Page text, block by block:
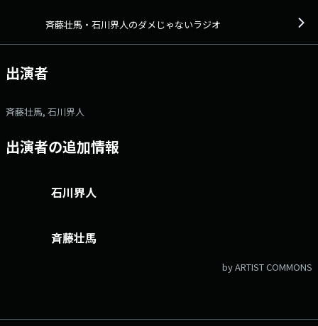
りのダメな行動をお送りください！ 壮馬君・界人君聞いてくださ
い。 リスナーさんから自分が最近はまっていることなどを送ってもら
い、二人にお勧めしてもらいます。はまるとそれを極めようとしがちな二
メラジ写真館 公式サイトを盛り上げたいので、皆さんから写真のアイデ
ちしています。 今週のダ名言 皆さんの身の回りの人や、偉人が言っ
な気がする感じのいろいろな名言をご紹介していくコーナー。皆さんから
も「ダ名言」募集します。偉人のものから、身の回りの人のものまで、あ
を2人それぞれの意見を出していく究極のクエスチョンコーナーで
した いろんなことを言いっぱなしで放置するという、無責任極まりない
パーソナリティである斉藤壮馬と石川界人。 そんな二人が有言不実行の
ままにしている様々なタスクを、二人より番組のことを覚えているであろ
うリスナーの皆さんに、公開でチクってもらうコーナーです。 有限不実
斉藤壮馬・石川界人のダメじゃないラジオ
出演者
斉藤壮馬, 石川界人
出演者の追加情報
石川界人
斉藤壮馬
by ARTIST COMMONS